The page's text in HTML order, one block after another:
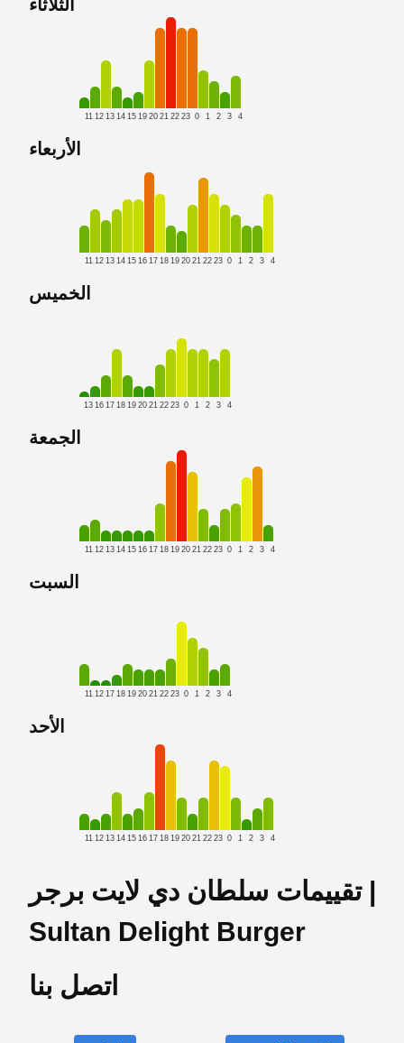
الثلاثاء
11 12 13 14 15 19 20 21 22 23 0 1 2 3 4
الأربعاء
11 12 13 14 15 16 17 18 19 20 21 22 23 0 1 2 3 4
الخميس
13 16 17 18 19 20 21 22 23 0 1 2 3 4
الجمعة
11 12 13 14 15 16 17 18 19 20 21 22 23 0 1 2 3 4
السبت
11 12 17 18 19 20 21 22 23 0 1 2 3 4
الأحد
11 12 13 14 15 16 17 18 19 20 21 22 23 0 1 2 3 4
تقييمات سلطان دي لايت برجر |
Sultan Delight Burger
اتصل بنا